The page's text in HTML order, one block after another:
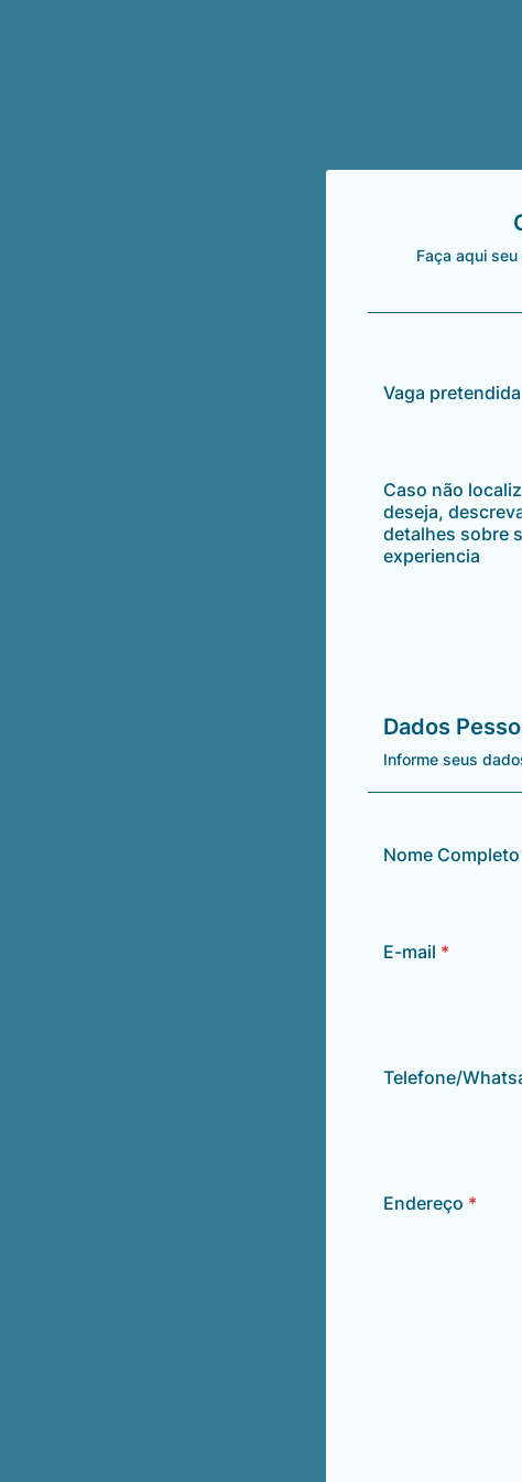
Faça aqui
Vaga pretendida
Caso não
deseja,
detalhes sobre
experiencia
Dados
Informe seus
Nome Completo
E-mail *
Telefone/
Endereço *